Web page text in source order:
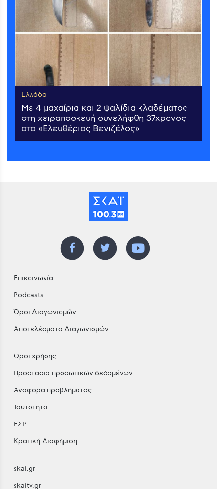
Ελλάδα
Με 4 μαχαίρια και 2 ψαλίδια κλαδέματος
στη χειραποσκευή συνελήφθη 37χρονος
στο «Ελευθέριος Βενιζέλος»
Επικοινωνία
Podcasts
Όροι Διαγωνισμών
Αποτελέσματα Διαγωνισμών
Όροι χρήσης
Προστασία προσωπικών δεδομένων
Αναφορά προβλήματος
Ταυτότητα
ΕΣΡ
Κρατική Διαφήμιση
skai.gr
skaitv.gr